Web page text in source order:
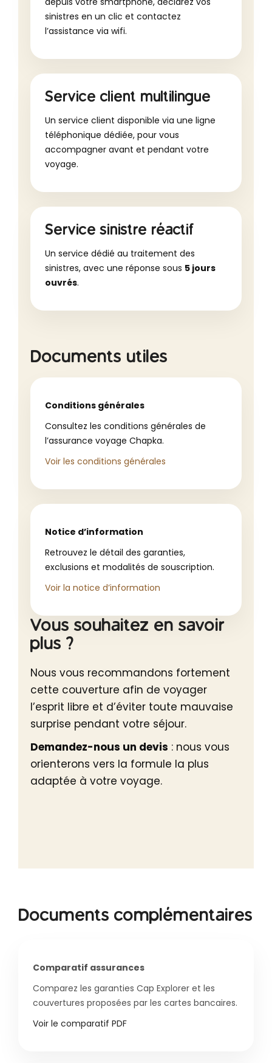
sinistres en un clic et contactez
l’assistance via wifi.
Service client multilingue
Un service client disponible via une ligne
téléphonique dédiée, pour vous
accompagner avant et pendant votre
voyage.
Service sinistre réactif
Un service dédié au traitement des
sinistres, avec une réponse sous 5 jours
ouvrés.
Documents utiles
Conditions générales
Consultez les conditions générales de
l’assurance voyage Chapka.
Voir les conditions générales
Notice d’information
Retrouvez le détail des garanties,
exclusions et modalités de souscription.
Voir la notice d’information
Vous souhaitez en savoir
plus ?
Nous vous recommandons fortement
cette couverture afin de voyager
l’esprit libre et d’éviter toute mauvaise
surprise pendant votre séjour.
Demandez-nous un devis : nous vous
orienterons vers la formule la plus
adaptée à votre voyage.
Documents complémentaires
Comparatif assurances
Comparez les garanties Cap Explorer et les
couvertures proposées par les cartes bancaires.
Voir le comparatif PDF